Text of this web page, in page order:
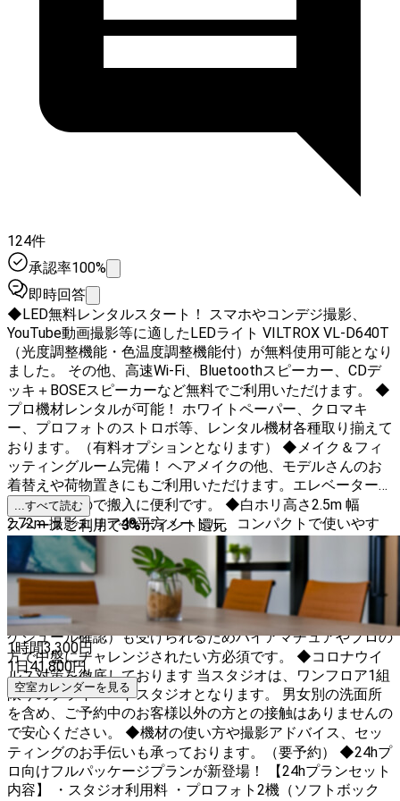
124件
承認率100%
即時回答
◆LED無料レンタルスタート！ スマホやコンデジ撮影、
YouTube動画撮影等に適したLEDライト VILTROX VL-D640T
（光度調整機能・色温度調整機能付）が無料使用可能となり
ました。 その他、高速Wi-Fi、Bluetoothスピーカー、CDデ
ッキ＋BOSEスピーカーなど無料でご利用いただけます。 ◆
プロ機材レンタルが可能！ ホワイトペーパー、クロマキ
ー、プロフォトのストロボ等、レンタル機材各種取り揃えて
おります。（有料オプションとなります） ◆メイク＆フィ
ッティングルーム完備！ ヘアメイクの他、モデルさんのお
着替えや荷物置きにもご利用いただけます。エレベーターも
ございますので搬入に便利です。 ◆白ホリ高さ2.5m 幅
2.72m 撮影エリア40平方メートル、コンパクトで使いやす
い広さです。 ◆Hasselblad H5Dが借りられるスタジオ！
なかなか手にできない中盤デジタルカメラ。中でも
Hasselblad Hシリーズの描写力は圧巻の美しさです。その
Hasselblad H5D + HC80mm（35mm換算約50mm）のレンタ
ルがスタートしました。ご希望の方には初回使用説明（要ス
ケジュール確認）も受けられるためハイアマチュアやプロの
方で中盤にチャレンジされたい方必須です。 ◆コロナウイ
ルス対策を徹底しております 当スタジオは、ワンフロア1組
限りのプライベートスタジオとなります。 男女別の洗面所
を含め、ご予約中のお客様以外の方との接触はありませんの
で安心ください。 ◆機材の使い方や撮影アドバイス、セッ
ティングのお手伝いも承っております。（要予約） ◆24hプ
ロ向けフルパッケージプランが新登場！ 【24hプランセット
内容】 ・スタジオ利用料 ・プロフォト2機（ソフトボック
...すべて読む
スペースご利用で3%ポイント還元
1時間3,300円
1日41,800円
空室カレンダーを見る